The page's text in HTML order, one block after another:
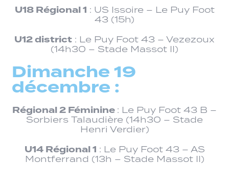
U18 Régional 1 : US Issoire – Le Puy Foot
43 (15h)
U12 district : Le Puy Foot 43 – Vezezoux
(14h30 – Stade Massot II)
Dimanche 19
décembre :
Régional 2 Féminine : Le Puy Foot 43 B –
Sorbiers Talaudière (14h30 – Stade
Henri Verdier)
U14 Régional 1 : Le Puy Foot 43 – AS
Montferrand (13h – Stade Massot II)